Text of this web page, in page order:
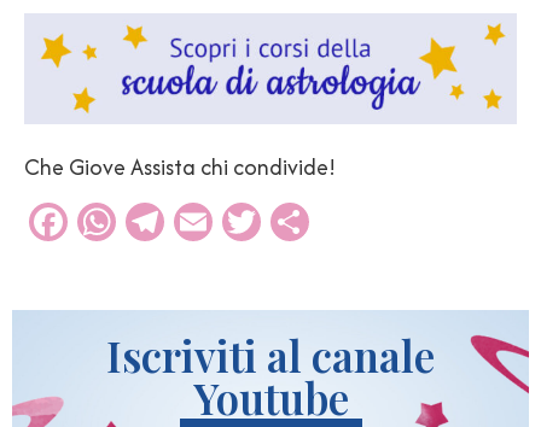
Che Giove Assista chi condivide!
Facebook
WhatsApp
Telegram
EmailTwitter
Iscriviti al canale
Youtube